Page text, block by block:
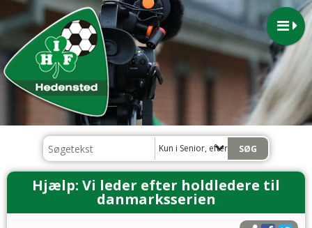
Kun i Senior, efterår 2023
Hjælp: Vi leder efter holdledere til
danmarksserien